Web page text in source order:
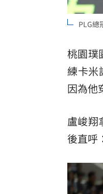
罕病博
PLG總
桃園璞
練卡米
因為他
盧峻翔
後直呼